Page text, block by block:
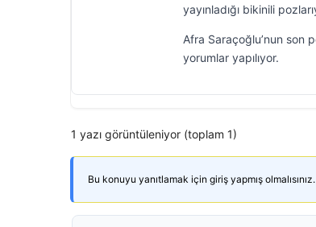
yayınladığı bikinili
Afra Saraçoğlu’nun son
yorumlar yapılıyor.
1 yazı görüntüleniyor (toplam 1)
Bu konuyu yanıtlamak için giriş yapmış olmalısınız.